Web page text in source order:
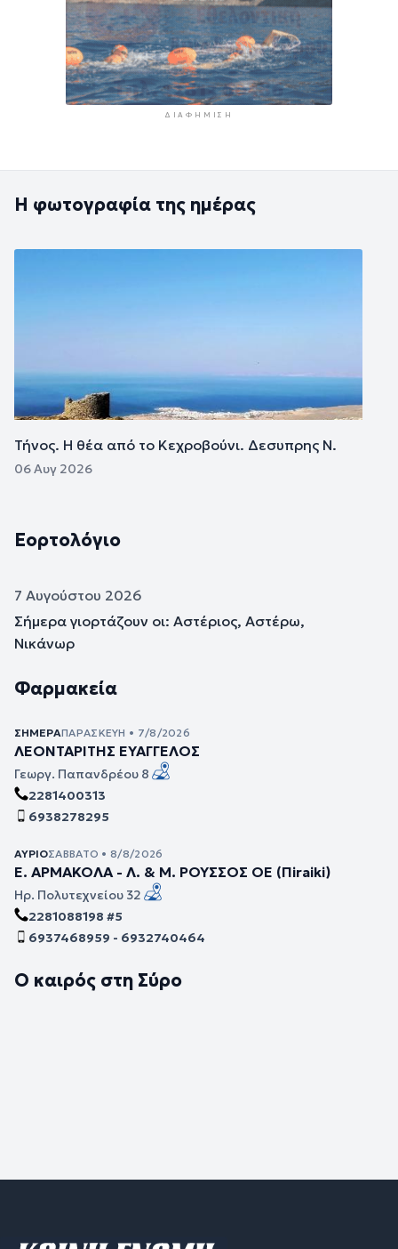
ΔΙΑΦΉΜΙΣΗ
Η φωτογραφία της ημέρας
Τήνος. Η θέα από το Κεχροβούνι. Δεσυπρης Ν.
06 Αυγ 2026
Εορτολόγιο
7 Αυγούστου 2026
Σήμερα γιορτάζουν οι: Αστέριος, Αστέρω,
Νικάνωρ
Φαρμακεία
ΣΉΜΕΡΑΠΑΡΑΣΚΕΥΉ • 7/8/2026
ΛΕΟΝΤΑΡΙΤΗΣ ΕΥΑΓΓΕΛΟΣ
Γεωργ. Παπανδρέου 8
2281400313
6938278295
ΑΎΡΙΟΣΆΒΒΑΤΟ • 8/8/2026
Ε. ΑΡΜΑΚΟΛΑ - Λ. & Μ. ΡΟΥΣΣΟΣ ΟΕ (Πiraiki)
Ηρ. Πολυτεχνείου 32
2281088198 #5
6937468959 - 6932740464
Ο καιρός στη Σύρο